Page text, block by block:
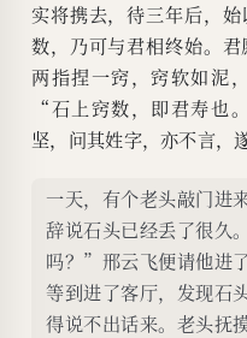
实将携去，待三年后，
数，乃可与君相终始。
两指捏一窍，窍软如泥
“石上窍数，即君寿也
坚，问其姓字，亦不言，
一天，有个老头敲门进
辞说石头已经丢了很久
吗？”邢云飞便请他进
等到进了客厅，发现石
得说不出话来。老头抚